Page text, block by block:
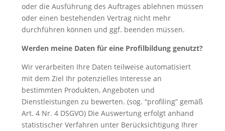
oder die Ausführung des Auftrages ablehnen müssen
oder einen bestehenden Vertrag nicht mehr
durchführen können und ggf. beenden müssen.
Werden meine Daten für eine Profilbildung genutzt?
Wir verarbeiten Ihre Daten teilweise automatisiert
mit dem Ziel Ihr potenzielles Interesse an
bestimmten Produkten, Angeboten und
Dienstleistungen zu bewerten. (sog. “profiling” gemäß
Art. 4 Nr. 4 DSGVO) Die Auswertung erfolgt anhand
statistischer Verfahren unter Berücksichtigung Ihrer